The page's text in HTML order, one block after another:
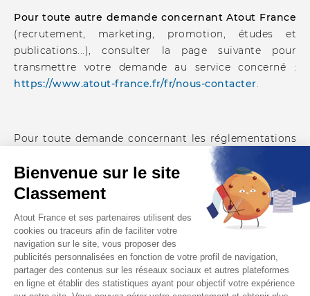
Pour toute autre demande concernant Atout France
(recrutement, marketing, promotion, études et
publications...), consulter la page suivante pour
transmettre votre demande au service concerné :
https://www.atout-france.fr/fr/nous-contacter.
Pour toute demande concernant les réglementations
applicables aux hébergements touristiques
(hors critères et procédures de classement), vous
pouvez contacter les services du ministère chargé du
tourisme (Direction générale des entreprises - sous-
direction du tourisme) par mail à l'adresse
sdt.dge@finances.gouv.frou consulter le
sitehttp://www.entreprises.gouv.fr/tourisme.